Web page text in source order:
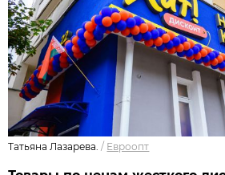
Татьяна Лазарева. / Евроопт